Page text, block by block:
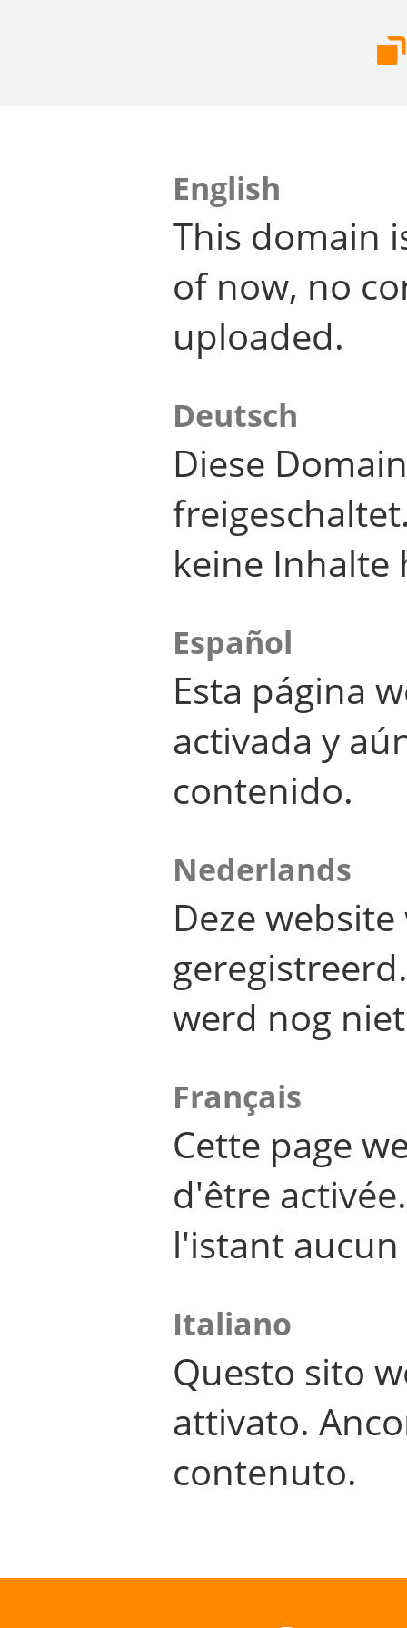
English
This domain
of now, no
uploaded.
Deutsch
Diese
keine Inhalte
Español
Esta página
activada y
contenido.
Nederlands
Deze
werd nog
Français
Cette page
d'être
l'istant
Italiano
Questo sito
attivato.
contenuto.